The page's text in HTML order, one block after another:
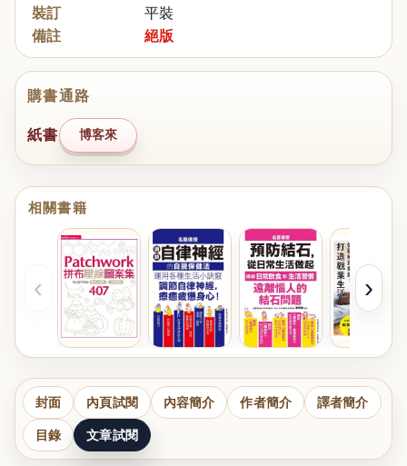
裝訂
平裝
備註
絕版
購書通路
紙書 博客來
相關書籍
‹ ›
封面 內頁試閱 內容簡介 作者簡介 譯者簡介
目錄 文章試閱